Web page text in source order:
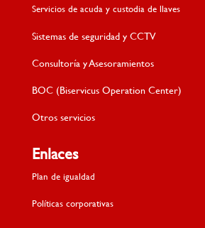
Servicios de acuda y custodia de llaves
Sistemas de seguridad y CCTV
Consultoría y Asesoramientos
BOC (Biservicus Operation Center)
Otros servicios
Enlaces
Plan de igualdad
Políticas corporativas